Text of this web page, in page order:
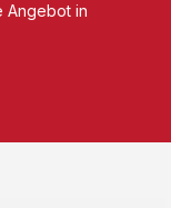
Angebot in